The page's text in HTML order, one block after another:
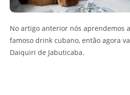
No artigo anterior nós aprendemos
famoso drink cubano, então agora
Daiquiri de Jabuticaba.